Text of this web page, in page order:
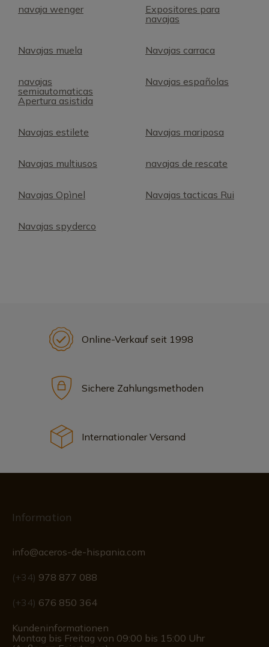
navaja wenger
Expositores para
navajas
Navajas muela Navajas carraca
navajas
semiautomaticas
Apertura asistida
Navajas españolas
Navajas estilete Navajas mariposa
Navajas multiusos navajas de rescate
Navajas Opìnel Navajas tacticas Rui
Navajas spyderco
Online-Verkauf seit 1998
Sichere Zahlungsmethoden
Internationaler Versand
Information
info@aceros-de-hispania.com
(+34) 978 877 088
(+34) 676 850 364
Kundeninformationen
Montag bis Freitag von 09:00 bis 15:00 Uhr